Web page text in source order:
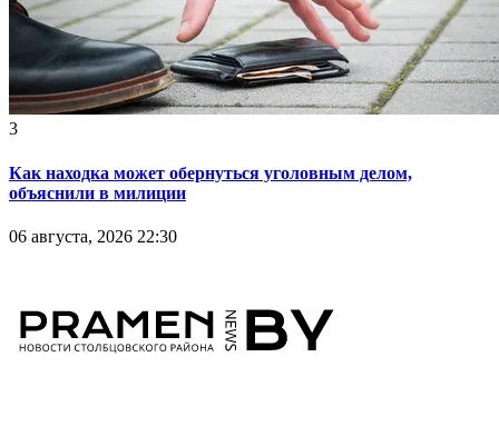
3
Как находка может обернуться уголовным делом,
объяснили в милиции
06 августа, 2026 22:30